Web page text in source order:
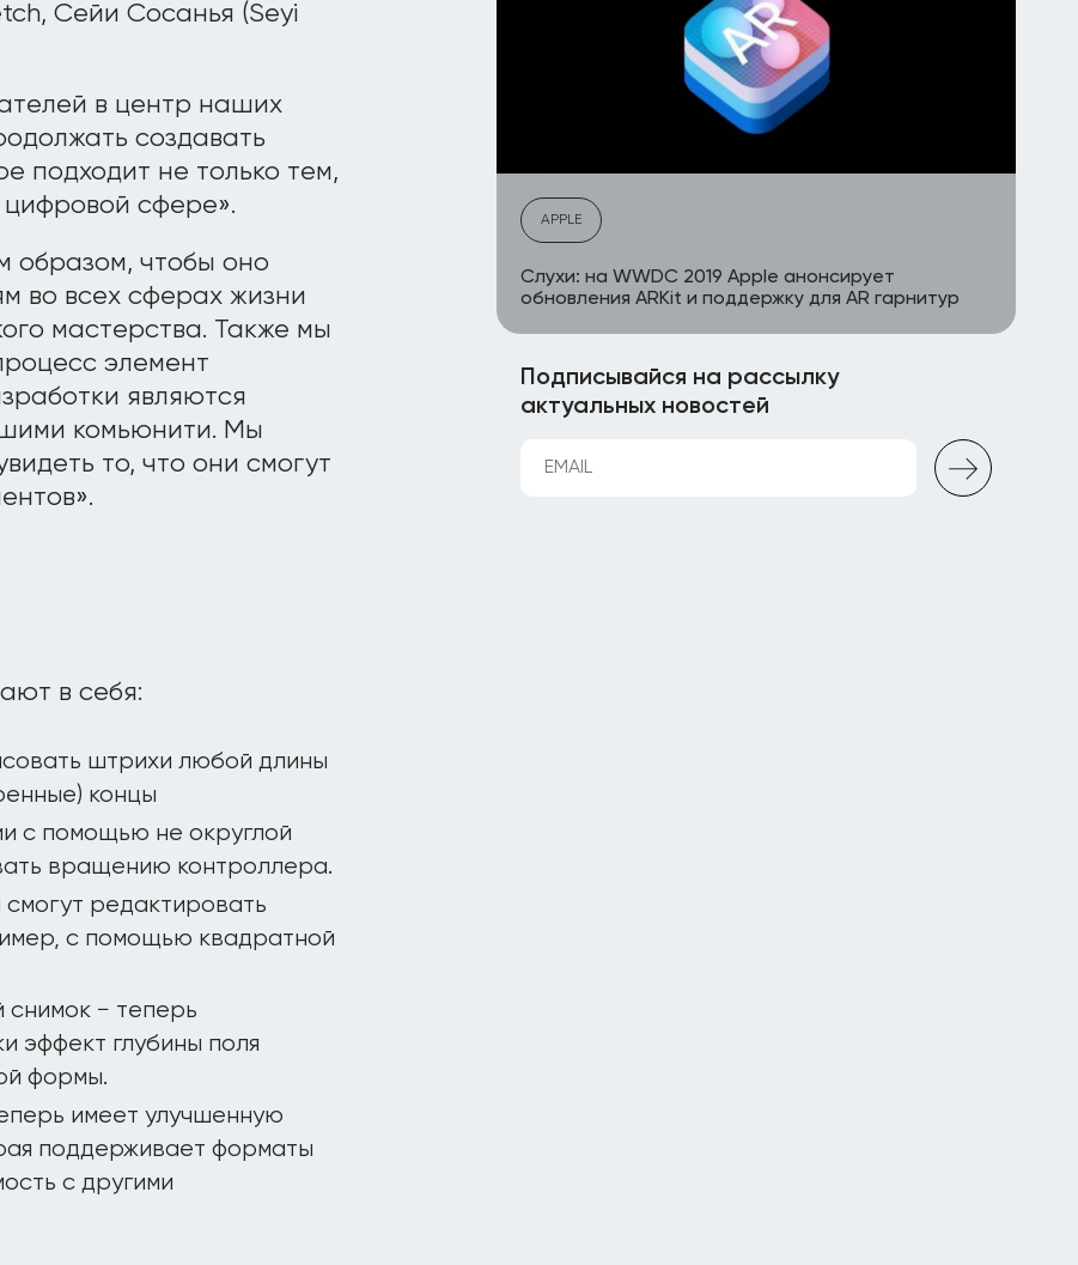
Сейи Сосанья (Seyi
в центр наших
создавать
подходит не только тем,
цифровой сфере».
образом, чтобы оно
во всех сферах жизни
мастерства. Также мы
элемент
являются
комьюнити. Мы
то, что они смогут
в себя:
штрихи любой длины
концы
с помощью не округлой
вращению контроллера.
редактировать
с помощью квадратной
снимок − теперь
эффект глубины поля
формы.
имеет улучшенную
поддерживает форматы
с другими
APPLE
Слухи: на WWDC 2019 Apple анонсирует
обновления ARKit и поддержку для AR гарнитур
Подписывайся на рассылку
актуальных новостей